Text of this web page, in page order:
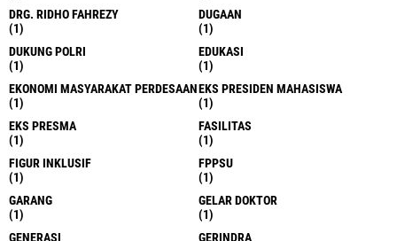
DRG. RIDHO FAHREZY
(1)
DUGAAN
(1)
DUKUNG POLRI
(1)
EDUKASI
(1)
EKONOMI MASYARAKAT PERDESAAN
(1)
EKS PRESIDEN MAHASISWA
(1)
EKS PRESMA
(1)
FASILITAS
(1)
FIGUR INKLUSIF
(1)
FPPSU
(1)
GARANG
(1)
GELAR DOKTOR
(1)
GENERASI
GERINDRA